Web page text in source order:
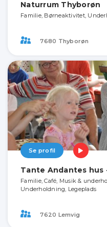
Naturrum Thyborøn
Familie, Børneaktivitet,
7680 Thyborøn
Se profil
Tante Andantes
Familie, Café, Musik &
Underholdning, Legeplads
7620 Lemvig